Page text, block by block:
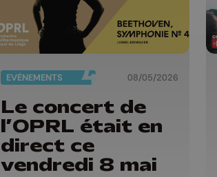
EVÈNEMENTS 08/05/2026
Le concert de
l’OPRL était en
direct ce
vendredi 8 mai